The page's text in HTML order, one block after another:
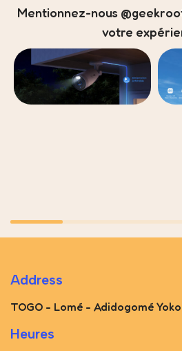
Mentionnez-nous
votre
Address
TOGO - Lomé - Adidogomé
Heures